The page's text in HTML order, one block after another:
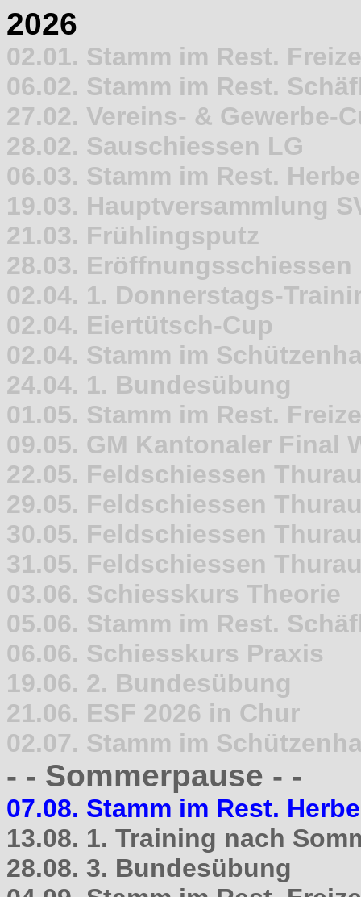
2026
02.01. Stamm im Rest.
06.02. Stamm im Rest.
27.02. Vereins- & Gewerbe-
28.02. Sauschiessen LG
06.03. Stamm im Rest.
19.03. Hauptversammlung
21.03. Frühlingsputz
28.03. Eröffnungsschiessen
02.04. 1. Donnerstags-
02.04. Eiertütsch-Cup
02.04. Stamm im
24.04. 1. Bundesübung
01.05. Stamm im Rest.
09.05. GM Kantonaler Final
22.05. Feldschiessen
29.05. Feldschiessen
30.05. Feldschiessen
31.05. Feldschiessen
03.06. Schiesskurs Theorie
05.06. Stamm im Rest.
06.06. Schiesskurs Praxis
19.06. 2. Bundesübung
21.06. ESF 2026 in Chur
02.07. Stamm im
- - Sommerpause - -
07.08. Stamm im Rest.
13.08. 1. Training nach
28.08. 3. Bundesübung